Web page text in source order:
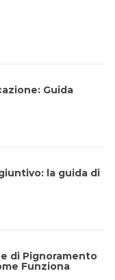
Guida
la guida di
di Pignoramento
Funziona